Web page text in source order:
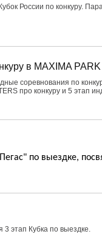
России по конкуру.
в MAXIMA PARK
соревнования по
про конкуру и 5 этап
по выездке,
этап Кубка по выездке.